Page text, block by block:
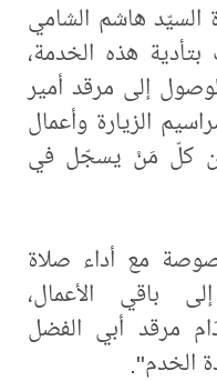
السيّد هاشم الشامي
هذه الخدمة،
إلى مرقد أمير
الزيارة وأعمال
عن كلّ مَنْ يسجّل في
مع أداء صلاة
باقي الأعمال،
مرقد أبي الفضل
الخدم".